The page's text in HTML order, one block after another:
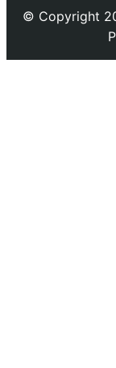
© Copyright